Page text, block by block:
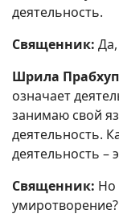
деятельность.
Священник:
Шрила
означает
занимаю свой
деятельность.
деятельность –
Священник: Но
умиротворение?